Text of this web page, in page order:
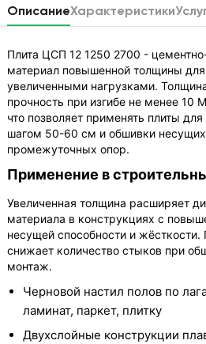
ОписаниеХарактеристики
Плита ЦСП 12 1250 2700 -
материал повышенной толщины для
увеличенными нагрузками.
прочность при изгибе не менее
что позволяет применять плиты
шагом 50-60 см и обшивки несущих
промежуточных опор.
Применение в
Увеличенная толщина расширяет
материала в конструкциях с
несущей способности и
снижает количество стыков при
монтаж.
Черновой настил полов по
ламинат, паркет, плитку
Двухслойные конструкции